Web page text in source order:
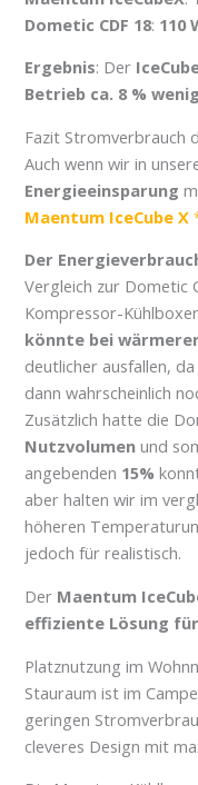
Dometic CDF 18: 110
Ergebnis: Der
Betrieb ca. 8 %
Fazit Stromverbrauch
Auch wenn wir in
Energieeinsparung
Maentum IceCube X
Der
Vergleich zur Dometic
Kompressor-
könnte bei
deutlicher ausfallen,
dann wahrscheinlich
Zusätzlich hatte die
Nutzvolumenund
angebenden 15%
aber halten wir im
höheren
jedoch für realistisch.
Der Maentum
effiziente Lösung
Platznutzung im
Stauraum ist im
geringen
cleveres Design mit